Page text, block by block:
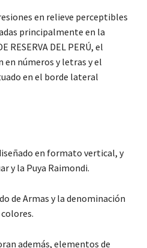
en relieve perceptibles
principalmente en la
RESERVA DEL PERÚ, el
en números y letras y el
en el borde lateral
en formato vertical, y
y la Puya Raimondi.
de Armas y la denominación
además, elementos de